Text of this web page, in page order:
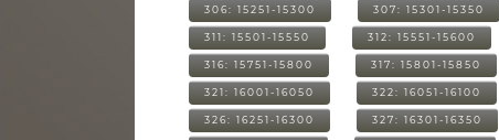
306: 15251-15300 307: 15301-15350
311: 15501-15550 312: 15551-15600
316: 15751-15800 317: 15801-15850
321: 16001-16050 322: 16051-16100
326: 16251-16300 327: 16301-16350